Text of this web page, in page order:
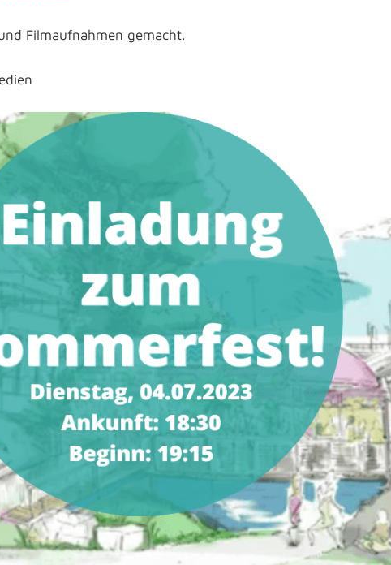
Filmaufnahmen gemacht.